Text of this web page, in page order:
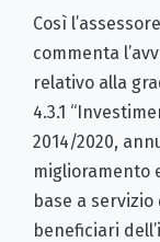
Così
commenta
relativo alla
4.3.1
2014/2020,
miglioramento
base a
beneficiari